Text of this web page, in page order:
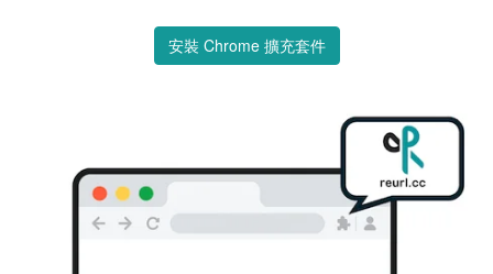
安裝 Chrome 擴充套件